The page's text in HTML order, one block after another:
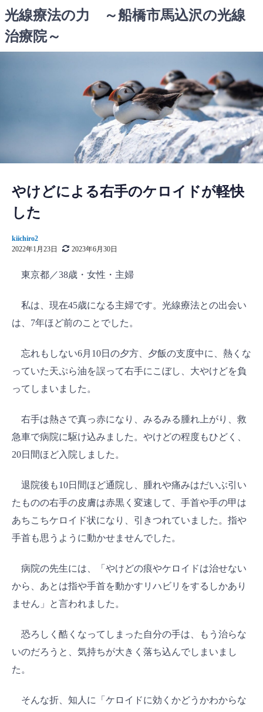
ン
テ
光線療法の力 ～船橋市馬込沢の光線
治療院～
やけどによる右手のケロイドが軽快
した
kiichiro2
2022年1月23日
2023年6月30日
東京都／38歳・女性・主婦
私は、現在45歳になる主婦です。光線療法との出会い
は、7年ほど前のことでした。
忘れもしない6月10日の夕方、夕飯の支度中に、熱くな
っていた天ぷら油を誤って右手にこぼし、大やけどを負
ってしまいました。
右手は熱さで真っ赤になり、みるみる腫れ上がり、救
急車で病院に駆け込みました。やけどの程度もひどく、
20日間ほど入院しました。
退院後も10日間ほど通院し、腫れや痛みはだいぶ引い
たものの右手の皮膚は赤黒く変速して、手首や手の甲は
あちこちケロイド状になり、引きつれていました。指や
手首も思うように動かせませんでした。
病院の先生には、「やけどの痕やケロイドは治せない
から、あとは指や手首を動かすリハビリをするしかあり
ません」と言われました。
恐ろしく酷くなってしまった自分の手は、もう治らな
いのだろうと、気持ちが大きく落ち込んでしまいまし
た。
そんな折、知人に「ケロイドに効くかどうかわからな